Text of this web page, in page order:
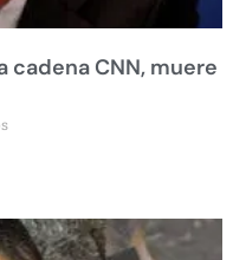
cadena CNN, muere